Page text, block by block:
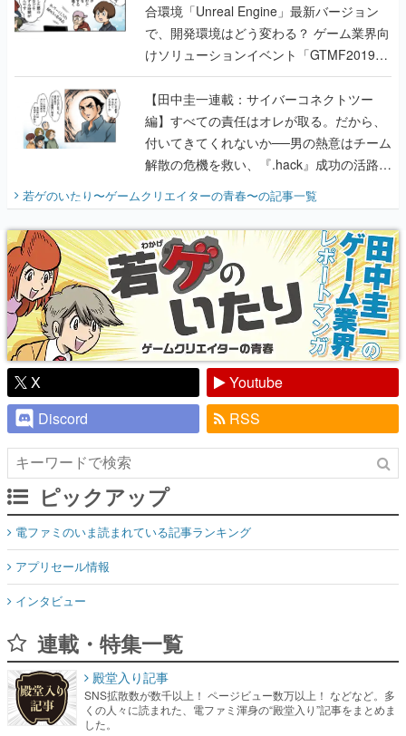
合環境「Unreal Engine」最新バージョン
で、開発環境はどう変わる？ ゲーム業界向
けソリューションイベント「GTMF2019」
に行って、より理解を深めよう【PR】
【田中圭一連載：サイバーコネクトツー
編】すべての責任はオレが取る。だから、
付いてきてくれないか──男の熱意はチーム
解散の危機を救い、『.hack』成功の活路を
開く。業界の快男児・松山 洋に流れる血は
『少年ジャンプ』色だった【若ゲのいた
り】
若ゲのいたり〜ゲームクリエイターの青春〜の記事一覧
X
Youtube
Discord
RSS
ピックアップ
電ファミのいま読まれている記事ランキング
アプリセール情報
インタビュー
連載・特集一覧
殿堂入り記事
SNS拡散数が数千以上！ ページビュー数万以上！ などなど。多
くの人々に読まれた、電ファミ渾身の“殿堂入り”記事をまとめま
した。